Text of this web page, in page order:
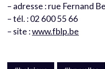
– adresse : rue Fernand
– tél. : 02 600 55 66
– site :www.fblp.be